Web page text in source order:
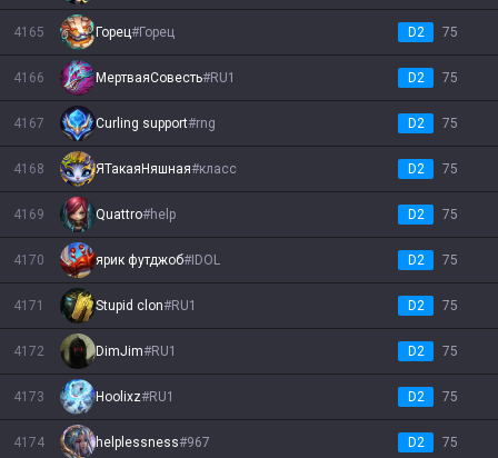
4165 Горец#Горец D2 75
4166 МертваяСовесть#RU1 D2 75
4167 Curling support#rng D2 75
4168 ЯТакаяНяшная#класс D2 75
4169 Quattro#help D2 75
4170 ярик футджоб# IDOL D2 75
4171 Stupid clon#RU1 D2 75
4172 DimJim#RU1 D2 75
4173 Hoolixz#RU1 D2 75
4174 helplessness#967 D2 75